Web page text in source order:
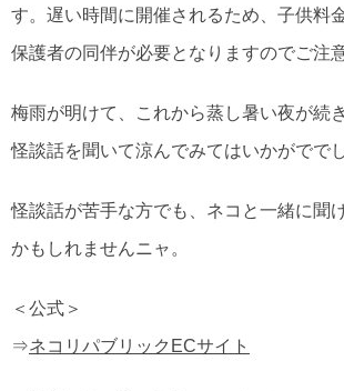
す。遅い時間に開催されるため、子供料
保護者の同伴が必要となりますのでご注意
梅雨が明けて、これから蒸し暑い夜が続
怪談話を聞いて涼んでみてはいかがでで
怪談話が苦手な方でも、ネコと一緒に聞
かもしれませんニャ。
＜公式＞
⇒ネコリパブリックECサイト